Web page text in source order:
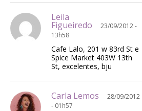
Leila
Figueiredo
23/09/2012 -
13h58
Cafe Lalo, 201 w 83rd St e
Spice Market 403W 13th
St, excelentes, bju
Carla Lemos
28/09/2012
- 01h57